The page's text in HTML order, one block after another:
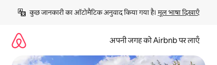
छोड़कर
कॉन्टेंट
कुछ जानकारी का ऑटोमैटिक अनुवाद किया गया है। मूल भाषा दिखाएँ
अपनी जगह को Airbnb पर लाएँ